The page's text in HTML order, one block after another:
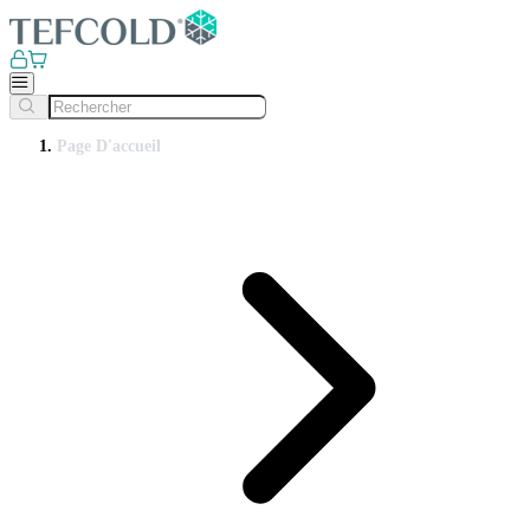
Page D'accueil